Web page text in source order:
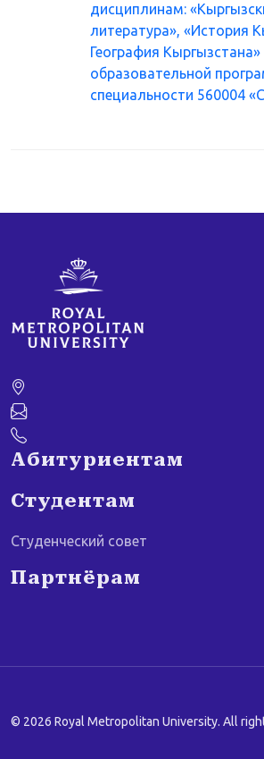
дисциплинам:
литература», «История
География
образовательной
специальности 560004
Абитуриентам
Студентам
Студенческий совет
Партнёрам
© 2026 Royal Metropolitan University. All